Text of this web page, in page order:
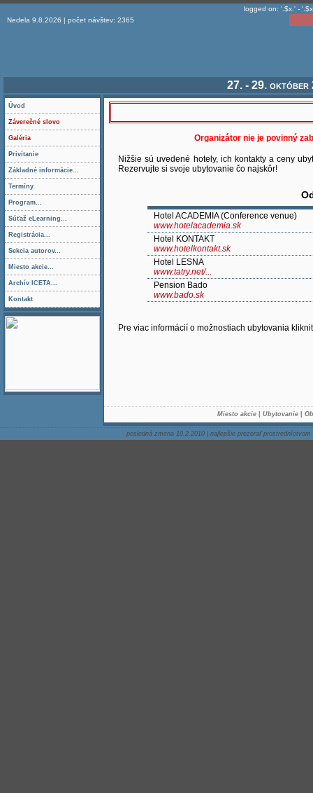
logged on: '.$x.' -
Nedela 9.8.2026 | počet návštev: 2365
27. - 29. október
Organizátor nie je povinný
Nižšie sú uvedené hotely, ich kontakty a ceny
Rezervujte si svoje ubytovanie čo najskôr!
Hotel ACADEMIA (Conference venue)
www.hotelacademia.sk
Hotel KONTAKT
www.hotelkontakt.sk
Hotel LESNA
www.tatry.net/...
Pension Bado
www.bado.sk
Pre viac informácií o možnostiach ubytovania
Miesto akcie Ubytovanie
Úvod
Záverečné slovo
Galéria
Privítanie
Základné informácie...
Termíny
Program...
Súťaž eLearning...
Registrácia...
Sekcia autorov...
Miesto akcie...
Archív ICETA...
Kontakt
posledná zmena 10.2.2010 |najlepšie prezerať